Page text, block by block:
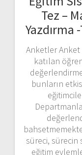
Tez –
Yazdırma
Anketler Anket
katılan
bunların
süreci, sürecin
eğitim